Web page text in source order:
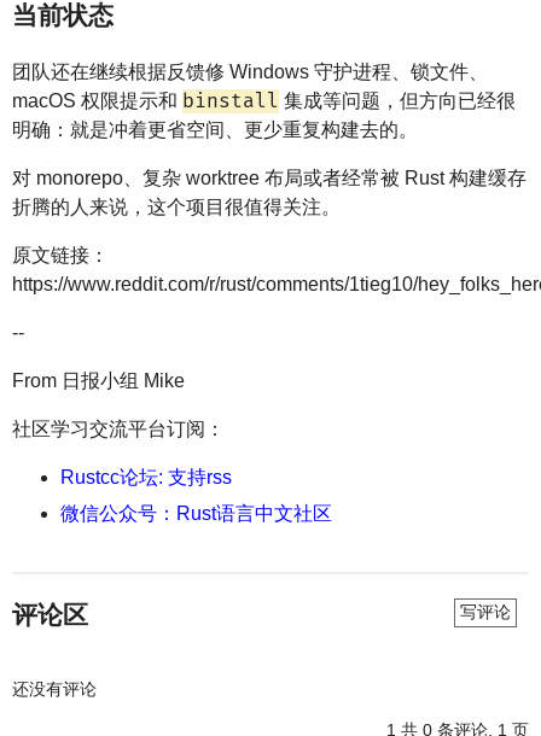
当前状态
团队还在继续根据反馈修 Windows 守护进程、锁文件、
macOS 权限提示和 binstall 集成等问题，但方向已经很
明确：就是冲着更省空间、更少重复构建去的。
对 monorepo、复杂 worktree 布局或者经常被 Rust 构建缓存
折腾的人来说，这个项目很值得关注。
原文链接：
https://www.reddit.com/r/rust/comments/1tieg10/
--
From 日报小组 Mike
社区学习交流平台订阅：
Rustcc论坛: 支持rss
微信公众号：Rust语言中文社区
评论区 写评论
还没有评论
1 共 0 条评论, 1 页